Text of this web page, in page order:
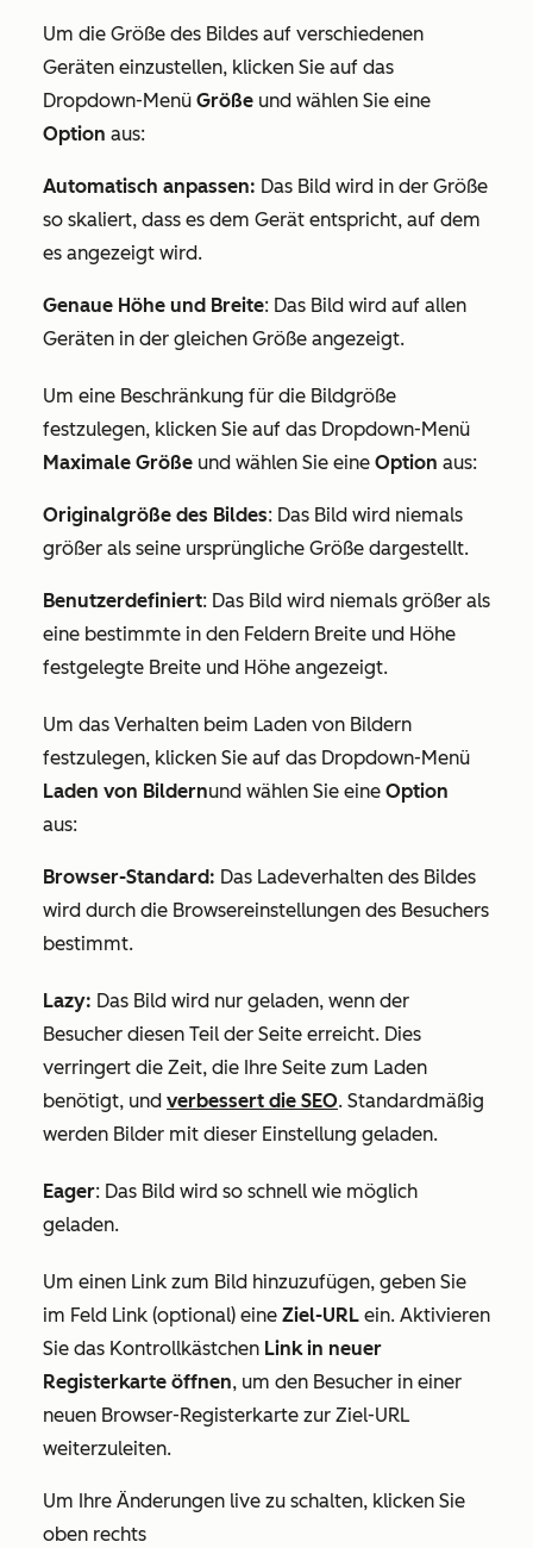
Um die Größe des Bildes auf verschiedenen
Geräten einzustellen, klicken Sie auf das
Dropdown-Menü Größe und wählen Sie eine
Option aus:
Automatisch anpassen: Das Bild wird in der Größe
so skaliert, dass es dem Gerät entspricht, auf dem
es angezeigt wird.
Genaue Höhe und Breite: Das Bild wird auf allen
Geräten in der gleichen Größe angezeigt.
Um eine Beschränkung für die Bildgröße
festzulegen, klicken Sie auf das Dropdown-Menü
Maximale Größe und wählen Sie eine Option aus:
Originalgröße des Bildes: Das Bild wird niemals
größer als seine ursprüngliche Größe dargestellt.
Benutzerdefiniert: Das Bild wird niemals größer als
eine bestimmte in den Feldern Breite und Höhe
festgelegte Breite und Höhe angezeigt.
Um das Verhalten beim Laden von Bildern
festzulegen, klicken Sie auf das Dropdown-Menü
Laden von Bildernund wählen Sie eine Option
aus:
Browser-Standard: Das Ladeverhalten des Bildes
wird durch die Browsereinstellungen des Besuchers
bestimmt.
Lazy: Das Bild wird nur geladen, wenn der
Besucher diesen Teil der Seite erreicht. Dies
verringert die Zeit, die Ihre Seite zum Laden
benötigt, und verbessert die SEO. Standardmäßig
werden Bilder mit dieser Einstellung geladen.
Eager: Das Bild wird so schnell wie möglich
geladen.
Um einen Link zum Bild hinzuzufügen, geben Sie
im Feld Link (optional) eine Ziel-URL ein. Aktivieren
Sie das Kontrollkästchen Link in neuer
Registerkarte öffnen, um den Besucher in einer
neuen Browser-Registerkarte zur Ziel-URL
weiterzuleiten.
Um Ihre Änderungen live zu schalten, klicken Sie
oben rechts